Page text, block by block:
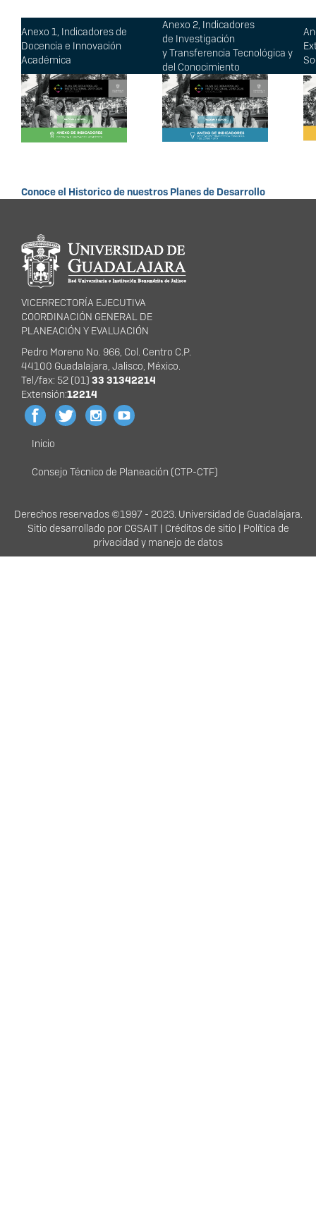
Anexo 1, Indicadores de
Docencia e Innovación
Académica
Anexo 2, Indicadores
de Investigación
y Transferencia Tecnológica y
del Conocimiento
Conoce el Historico de nuestros Planes de Desarrollo
Información del
portal
VICERRECTORÍA EJECUTIVA
COORDINACIÓN GENERAL DE
PLANEACIÓN Y EVALUACIÓN
Pedro Moreno No. 966, Col. Centro C.P.
44100 Guadalajara, Jalisco, México.
Tel/fax: 52 (01) 33 31342214
Extensión:12214
Menú
principal
Inicio
Consejo Técnico de Planeación (CTP-CTF)
Derechos
Derechos reservados ©1997 - 2023. Universidad de Guadalajara.
Sitio desarrollado por CGSAIT | Créditos de sitio | Política de
privacidad y manejo de datos